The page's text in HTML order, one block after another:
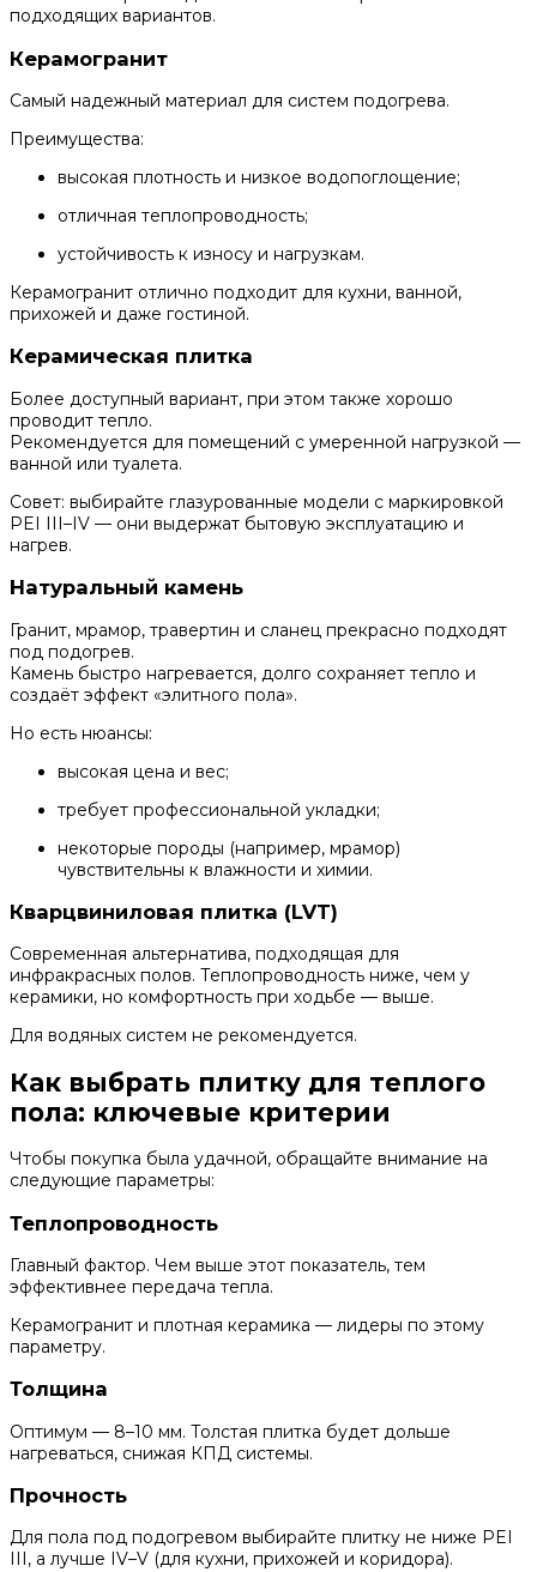
подходящих вариантов.
Керамогранит
Самый надежный материал для систем подогрева.
Преимущества:
высокая плотность и низкое водопоглощение;
отличная теплопроводность;
устойчивость к износу и нагрузкам.
Керамогранит отлично подходит для кухни, ванной,
прихожей и даже гостиной.
Керамическая плитка
Более доступный вариант, при этом также хорошо
проводит тепло.
Рекомендуется для помещений с умеренной нагрузкой —
ванной или туалета.
Совет: выбирайте глазурованные модели с маркировкой
PEI III–IV — они выдержат бытовую эксплуатацию и
нагрев.
Натуральный камень
Гранит, мрамор, травертин и сланец прекрасно подходят
под подогрев.
Камень быстро нагревается, долго сохраняет тепло и
создаёт эффект «элитного пола».
Но есть нюансы:
высокая цена и вес;
требует профессиональной укладки;
некоторые породы (например, мрамор)
чувствительны к влажности и химии.
Кварцвиниловая плитка (LVT)
Современная альтернатива, подходящая для
инфракрасных полов. Теплопроводность ниже, чем у
керамики, но комфортность при ходьбе — выше.
Для водяных систем не рекомендуется.
Как выбрать плитку для теплого
пола: ключевые критерии
Чтобы покупка была удачной, обращайте внимание на
следующие параметры:
Теплопроводность
Главный фактор. Чем выше этот показатель, тем
эффективнее передача тепла.
Керамогранит и плотная керамика — лидеры по этому
параметру.
Толщина
Оптимум — 8–10 мм. Толстая плитка будет дольше
нагреваться, снижая КПД системы.
Прочность
Для пола под подогревом выбирайте плитку не ниже PEI
III, а лучше IV–V (для кухни, прихожей и коридора).